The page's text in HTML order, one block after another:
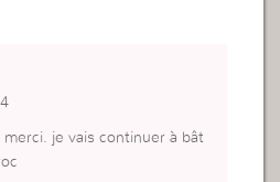
afin de ne pas être supris.
je vais continuer à bât